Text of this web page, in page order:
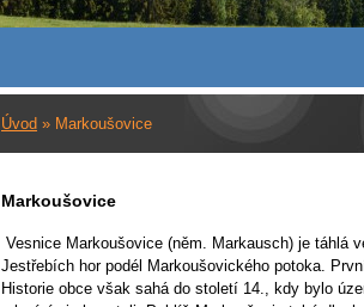
Úvod » Markoušovice
Markoušovice
Vesnice Markoušovice (něm. Markausch) je táhlá
Jestřebích hor podél Markoušovického potoka.
Historie obce však sahá do století 14., kdy bylo